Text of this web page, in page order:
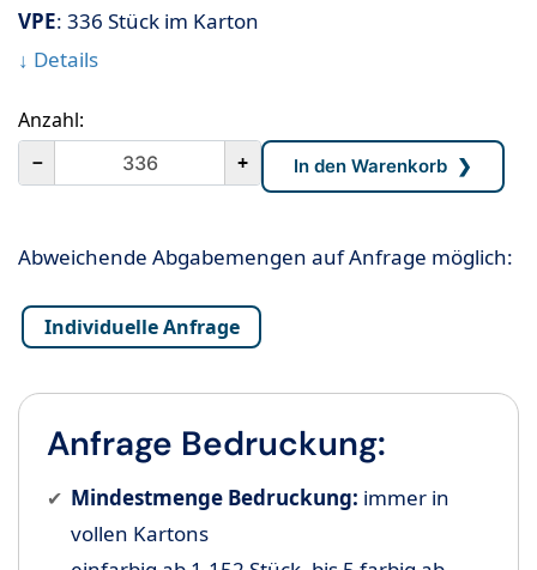
VPE: 336 Stück im Karton
↓ Details
Anzahl:
+
－
Abweichende Abgabemengen auf Anfrage möglich:
Individuelle Anfrage
Anfrage Bedruckung:
Mindestmenge Bedruckung: immer in
vollen Kartons